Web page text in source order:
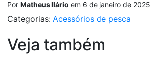
Por Matheus Ilário em 6 de janeiro de 2025
Categorias: Acessórios de pesca
Veja também